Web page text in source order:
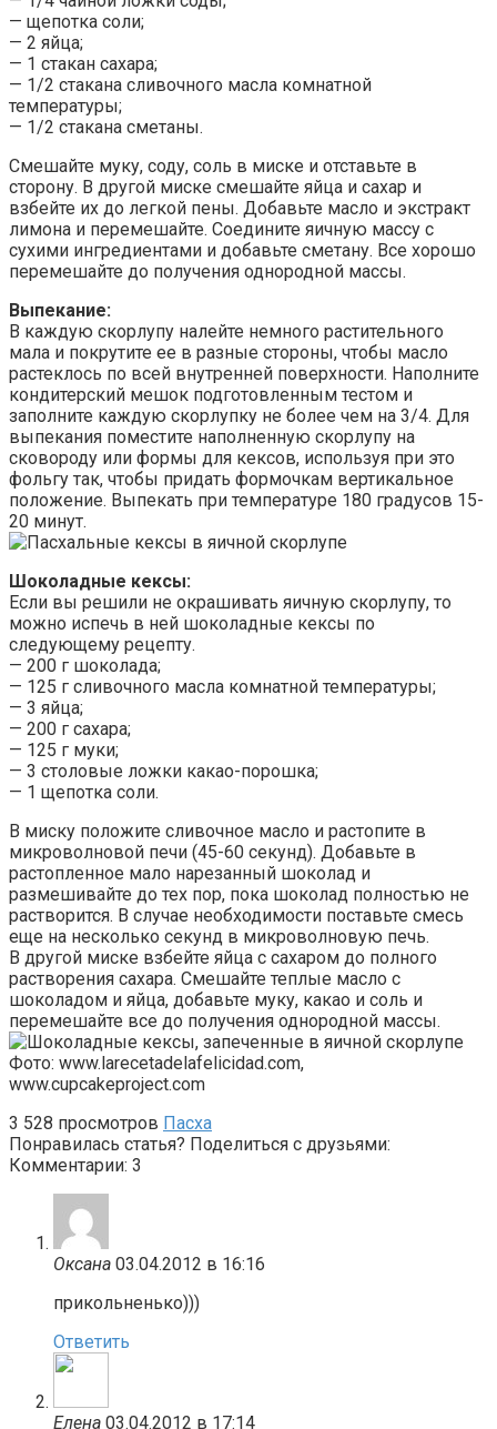
— щепотка соли;
— 2 яйца;
— 1 стакан сахара;
— 1/2 стакана сливочного масла комнатной
температуры;
— 1/2 стакана сметаны.
Смешайте муку, соду, соль в миске и отставьте в
сторону. В другой миске смешайте яйца и сахар и
взбейте их до легкой пены. Добавьте масло и экстракт
лимона и перемешайте. Соедините яичную массу с
сухими ингредиентами и добавьте сметану. Все хорошо
перемешайте до получения однородной массы.
Выпекание:
В каждую скорлупу налейте немного растительного
мала и покрутите ее в разные стороны, чтобы масло
растеклось по всей внутренней поверхности. Наполните
кондитерский мешок подготовленным тестом и
заполните каждую скорлупку не более чем на 3/4. Для
выпекания поместите наполненную скорлупу на
сковороду или формы для кексов, используя при это
фольгу так, чтобы придать формочкам вертикальное
положение. Выпекать при температуре 180 градусов 15-
20 минут.
Шоколадные кексы:
Если вы решили не окрашивать яичную скорлупу, то
можно испечь в ней шоколадные кексы по
следующему рецепту.
— 200 г шоколада;
— 125 г сливочного масла комнатной температуры;
— 3 яйца;
— 200 г сахара;
— 125 г муки;
— 3 столовые ложки какао-порошка;
— 1 щепотка соли.
В миску положите сливочное масло и растопите в
микроволновой печи (45-60 секунд). Добавьте в
растопленное мало нарезанный шоколад и
размешивайте до тех пор, пока шоколад полностью не
растворится. В случае необходимости поставьте смесь
еще на несколько секунд в микроволновую печь.
В другой миске взбейте яйца с сахаром до полного
растворения сахара. Смешайте теплые масло с
шоколадом и яйца, добавьте муку, какао и соль и
перемешайте все до получения однородной массы.
Фото: www.larecetadelafelicidad.com,
www.cupcakeproject.com
3 528 просмотров Пасха
Понравилась статья? Поделиться с друзьями:
Комментарии: 3
Оксана 03.04.2012 в 16:16
прикольненько)))
Ответить
Елена 03.04.2012 в 17:14